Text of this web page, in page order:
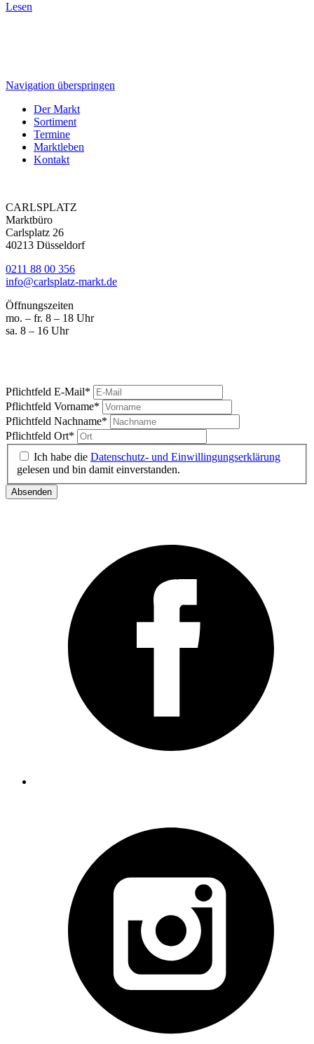
Lesen
Navigation überspringen
Der Markt
Sortiment
Termine
Marktleben
Kontakt
CARLSPLATZ
Marktbüro
Carlsplatz 26
40213 Düsseldorf
0211 88 00 356
info@carlsplatz-markt.de
Öffnungszeiten
mo. – fr. 8 – 18 Uhr
sa. 8 – 16 Uhr
Pflichtfeld E-Mail*
Pflichtfeld Vorname*
Pflichtfeld Nachname*
Pflichtfeld Ort*
Ich habe die Datenschutz- und Einwillingungserklärung
gelesen und bin damit einverstanden.
Absenden